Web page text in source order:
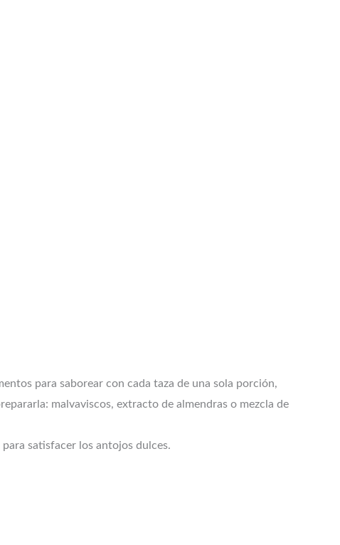
para saborear con cada taza de una sola porción,
malvaviscos, extracto de almendras o mezcla de
satisfacer los antojos dulces.